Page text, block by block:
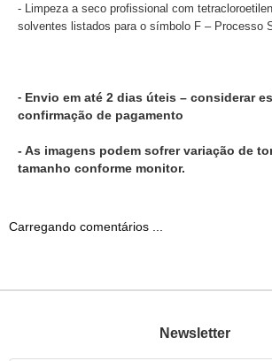
- Limpeza a seco profissional com
solventes listados para o símbolo F – Processo
- Envio em até 2 dias úteis – considerar
confirmação de pagamento
- As imagens podem sofrer variação de
tamanho conforme monitor.
Carregando comentários ...
Newsletter